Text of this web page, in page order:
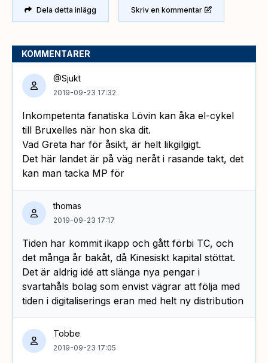
Dela detta inlägg Skriv en kommentar
KOMMENTARER
@Sjukt
2019-09-23 17:32
Inkompetenta fanatiska Lövin kan åka el-cykel
till Bruxelles när hon ska dit.
Vad Greta har för åsikt, är helt likgilgigt.
Det här landet är på väg neråt i rasande takt, det
kan man tacka MP för
thomas
2019-09-23 17:17
Tiden har kommit ikapp och gått förbi TC, och
det många år bakåt, då Kinesiskt kapital stöttat.
Det är aldrig idé att slänga nya pengar i
svartahåls bolag som envist vägrar att följa med
tiden i digitaliserings eran med helt ny distribution
Tobbe
2019-09-23 17:05